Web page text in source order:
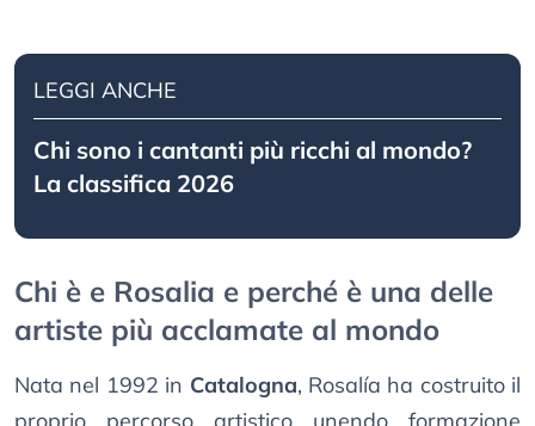
LEGGI ANCHE
Chi sono i cantanti più ricchi al mondo?
La classifica 2026
Chi è e Rosalia e perché è una delle
artiste più acclamate al mondo
Nata nel 1992 in Catalogna, Rosalía ha costruito il